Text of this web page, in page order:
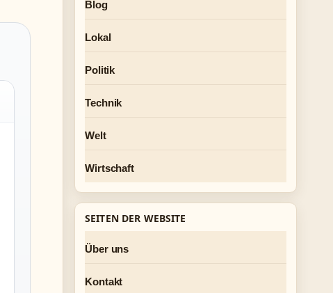
Blog
Lokal
Politik
Technik
Welt
Wirtschaft
SEITEN DER WEBSITE
Über uns
Kontakt